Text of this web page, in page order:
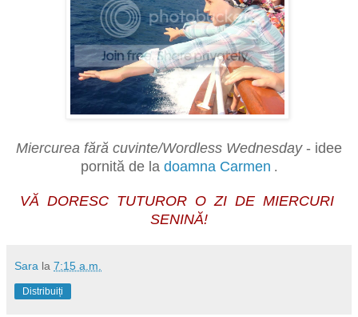
Miercurea fără cuvinte/Wordless Wednesday - idee
pornită de la doamna Carmen .
VĂ DORESC TUTUROR O ZI DE MIERCURI
SENINĂ!
Sara la 7:15 a.m.
Distribuiți